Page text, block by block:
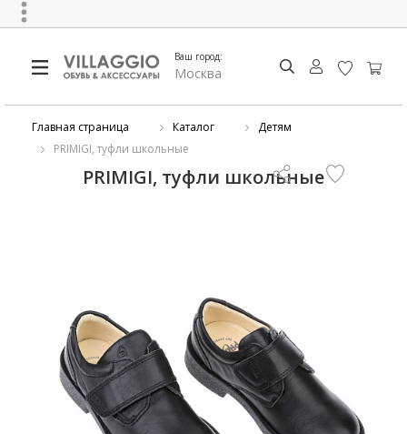
Ваш город:
Москва
Главная страница Каталог
Детям
PRIMIGI, туфли школьные
PRIMIGI, туфли школьные